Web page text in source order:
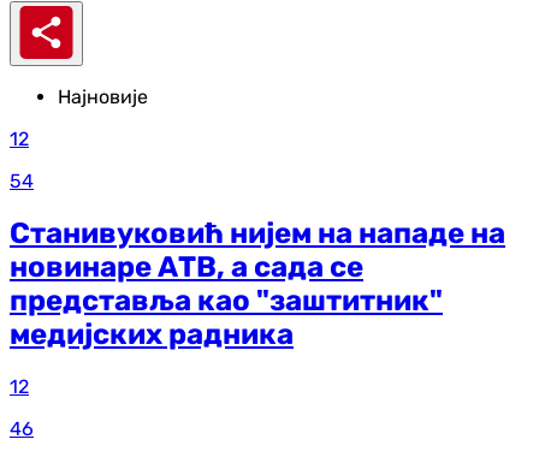
Најновије
12
54
Станивуковић нијем на нападе на
новинаре АТВ, а сада се
представља као "заштитник"
медијских радника
12
46